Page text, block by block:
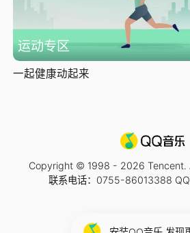
运动专区
一起健康动起来
Copyright © 1998 - 2026 Tencent.
联系电话：0755-86013388